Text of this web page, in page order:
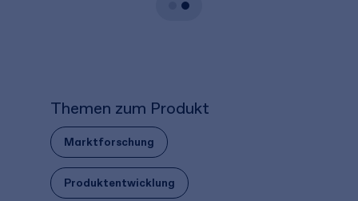
Themen zum Produkt
Marktforschung
Produktentwicklung